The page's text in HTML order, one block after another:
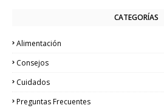
CATEGORÍAS
Alimentación
Consejos
Cuidados
Preguntas Frecuentes